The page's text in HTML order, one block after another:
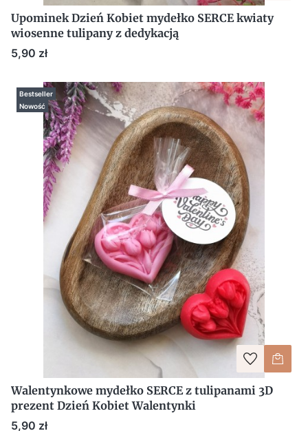
Upominek Dzień Kobiet mydełko SERCE kwiaty
wiosenne tulipany z dedykacją
Cena
5,90 zł
Bestseller
Nowość
Walentynkowe mydełko SERCE z tulipanami 3D
prezent Dzień Kobiet Walentynki
Cena
5,90 zł